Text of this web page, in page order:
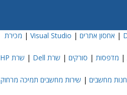
| אחסון אתרים |
Visual Studio
| מכירת
| מדפסות | סורקים | שרת Dell | שרת HP
חנות מחשבים | שירות מחשבים תמיכה מרחוק